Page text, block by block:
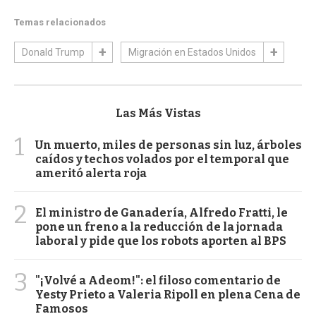
Temas relacionados
Donald Trump Migración en Estados Unidos
Las Más Vistas
1
Un muerto, miles de personas sin luz, árboles
caídos y techos volados por el temporal que
ameritó alerta roja
2
El ministro de Ganadería, Alfredo Fratti, le
pone un freno a la reducción de la jornada
laboral y pide que los robots aporten al BPS
3
"¡Volvé a Adeom!": el filoso comentario de
Yesty Prieto a Valeria Ripoll en plena Cena de
Famosos